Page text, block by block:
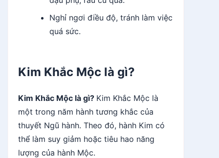
Nghỉ ngơi điều độ, tránh làm việc
quá sức.
Kim Khắc Mộc là gì?
Kim Khắc Mộc là gì? Kim Khắc Mộc là
một trong năm hành tương khắc của
thuyết Ngũ hành. Theo đó, hành Kim có
thể làm suy giảm hoặc tiêu hao năng
lượng của hành Mộc.